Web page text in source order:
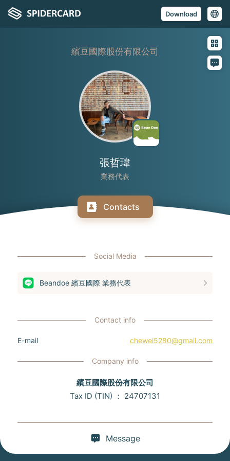
Download
繽豆國際股份有限公司
張哲瑋
業務代表
Contacts
Social Media
Beandoe 繽豆國際 業務代表
Contact info
E-mail chewei5280@gmail.com
Company info
繽豆國際股份有限公司
Tax ID (TIN) ： 24707131
Message